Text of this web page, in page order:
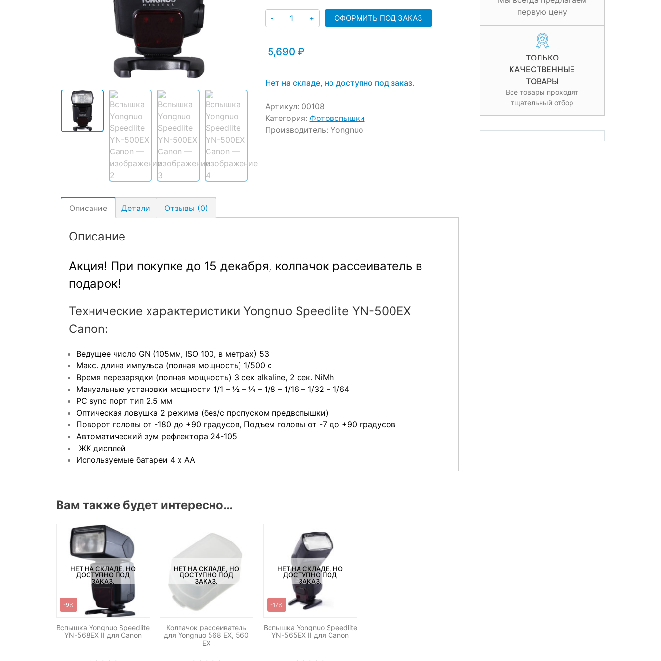
первую цену
ТОЛЬКО
КАЧЕСТВЕННЫЕ
ТОВАРЫ
Все товары проходят
тщательный отбор
- Количество
+ ОФОРМИТЬ ПОД ЗАКАЗ
5,690 ₽
Нет на складе, но доступно под заказ.
Артикул: 00108
Категория: Фотовспышки
Производитель: Yongnuo
Описание Детали Отзывы (0)
Описание
Акция! При покупке до 15 декабря, колпачок рассеиватель в
подарок!
Технические характеристики Yongnuo Speedlite YN-500EX
Canon:
Ведущее число GN (105мм, ISO 100, в метрах) 53
Макс. длина импульса (полная мощность) 1/500 с
Время перезарядки (полная мощность) 3 сек alkaline, 2 сек. NiMh
Мануальные установки мощности 1/1 – ½ – ¼ – 1/8 – 1/16 – 1/32 – 1/64
PC sync порт тип 2.5 мм
Оптическая ловушка 2 режима (без/с пропуском предвспышки)
Поворот головы от -180 до +90 градусов, Подъем головы от -7 до +90 градусов
Автоматический зум рефлектора 24-105
ЖК дисплей
Используемые батареи 4 x AA
Вам также будет интересно…
НЕТ НА СКЛАДЕ, НО
ДОСТУПНО ПОД
ЗАКАЗ.
-9%
Вспышка Yongnuo Speedlite
YN-568EX II для Canon
НЕТ НА СКЛАДЕ, НО
ДОСТУПНО ПОД
ЗАКАЗ.
Колпачок рассеиватель
для Yongnuo 568 EX, 560
EX
НЕТ НА СКЛАДЕ, НО
ДОСТУПНО ПОД
ЗАКАЗ.
-17%
Вспышка Yongnuo Speedlite
YN-565EX II для Canon